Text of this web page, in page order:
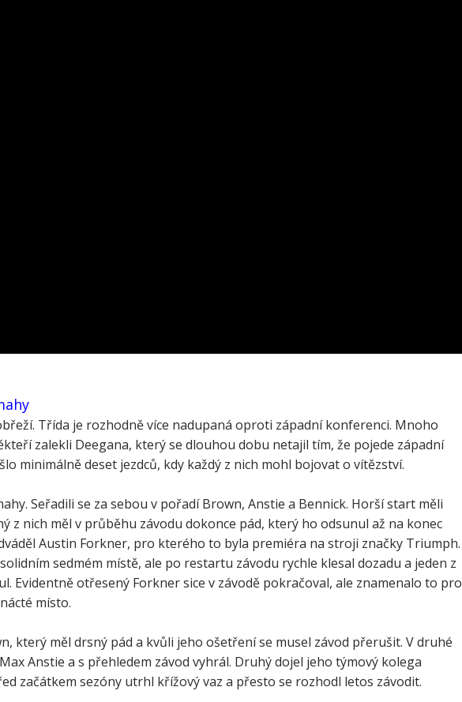
Třída je rozhodně více nadupaná oproti západní konferenci. Mnoho
zalekli Deegana, který se dlouhou dobu netajil tím, že pojede západní
minimálně deset jezdců, kdy každý z nich mohl bojovat o vítězství.
Seřadili se za sebou v pořadí Brown, Anstie a Bennick. Horší start měli
z nich měl v průběhu závodu dokonce pád, který ho odsunul až na konec
Austin Forkner, pro kterého to byla premiéra na stroji značky Triumph.
sedmém místě, ale po restartu závodu rychle klesal dozadu a jeden z
Evidentně otřesený Forkner sice v závodě pokračoval, ale znamenalo to pro
místo.
který měl drsný pád a kvůli jeho ošetření se musel závod přerušit. V druhé
Anstie a s přehledem závod vyhrál. Druhý dojel jeho týmový kolega
začátkem sezóny utrhl křížový vaz a přesto se rozhodl letos závodit.